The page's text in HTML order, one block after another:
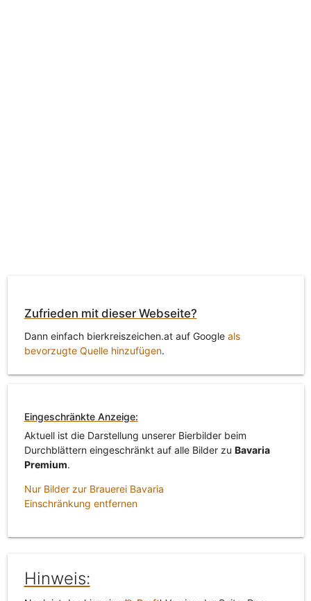
Zufrieden mit dieser Webseite?
Dann einfach bierkreiszeichen.at auf Google als
bevorzugte Quelle hinzufügen.
Eingeschränkte Anzeige:
Aktuell ist die Darstellung unserer Bierbilder beim
Durchblättern eingeschränkt auf alle Bilder zu Bavaria
Premium.
Nur Bilder zur Brauerei Bavaria
Einschränkung entfernen
Hinweis: